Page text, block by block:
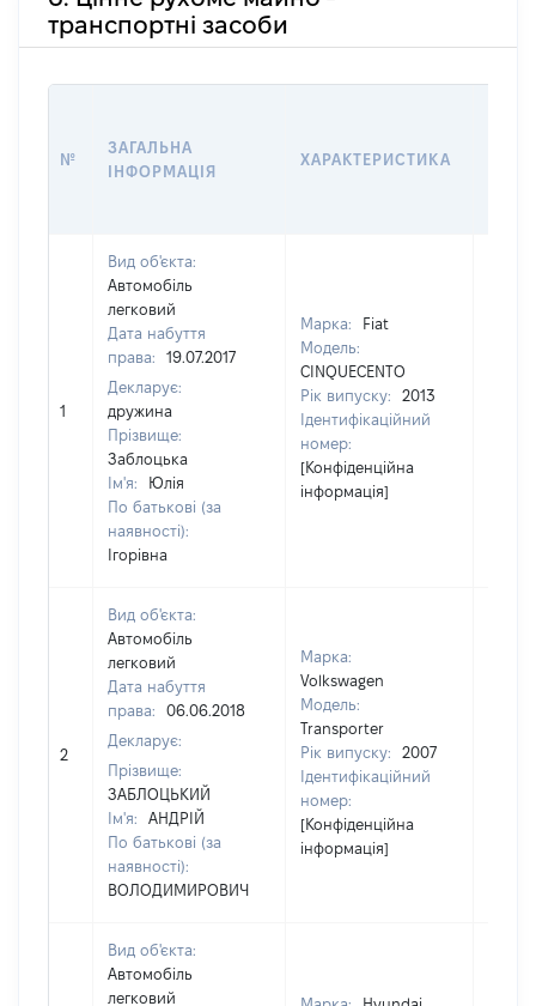
транспортні засоби
№
ЗАГАЛЬНА
ІНФОРМАЦІЯ
ХАРАКТЕРИСТИКА
1
Вид об'єкта:
Автомобіль
легковий
Дата набуття
права:
19.07.2017
Декларує:
дружина
Прізвище:
Заблоцька
Ім'я:
Юлія
По батькові (за
наявності):
Ігорівна
Марка:
Fiat
Модель:
CINQUECENTO
Рік випуску:
2013
Ідентифікаційний
номер:
[Конфіденційна
інформація]
2
Вид об'єкта:
Автомобіль
легковий
Дата набуття
права:
06.06.2018
Декларує:
Прізвище:
ЗАБЛОЦЬКИЙ
Ім'я:
АНДРІЙ
По батькові (за
наявності):
ВОЛОДИМИРОВИЧ
Марка:
Volkswagen
Модель:
Transporter
Рік випуску:
2007
Ідентифікаційний
номер:
[Конфіденційна
інформація]
Вид об'єкта:
Автомобіль
легковий